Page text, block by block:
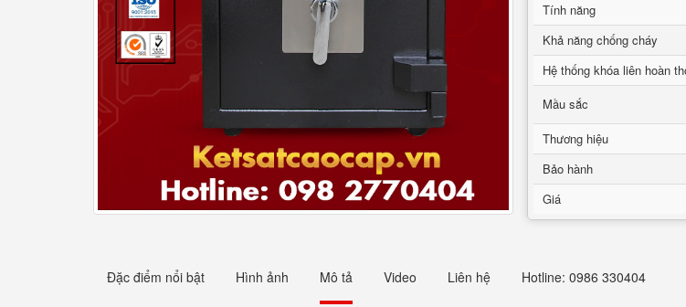
Tính năng
Khả năng chống cháy
Hệ thống khóa liên hoàn
Mầu sắc
Thương hiệu
Bảo hành
Giá
Đặc điểm nổi bật Hình ảnh Mô tả Video Liên hệ Hotline: 0986 330404